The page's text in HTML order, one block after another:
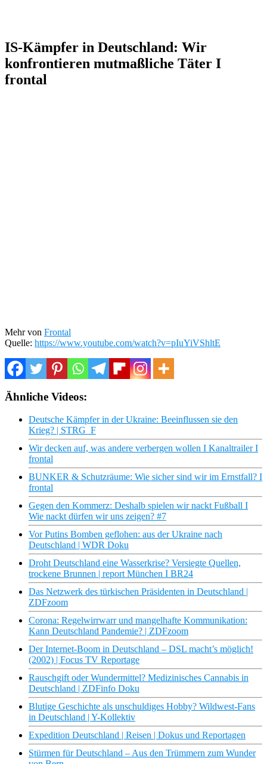
IS-Kämpfer in Deutschland: Wir
konfrontieren mutmaßliche Täter I
frontal
Mehr von Frontal
Quelle: https://www.youtube.com/watch?v=pIuYiVShltE
Ähnliche Videos:
Deutsche Kämpfer in der Ukraine: Beeinflussen sie den
Krieg? | STRG_F
Wir decken auf, was andere verbergen wollen I Kanaltrailer I
frontal
BUNKER & Schutzräume: Wie sicher sind wir im Ernstfall? I
frontal
Gegen den Kommerz: Deshalb spielen wir nackt Fußball I
Wie nackt dürfen wir uns zeigen? #7
Vor Putins Bomben geflohen: aus der Ukraine nach
Deutschland | WDR Doku
Droht Deutschland eine Wasserkrise? Versiegte Quellen,
trockene Brunnen | report München I BR24
Das Netzwerk des türkischen Präsidenten in Deutschland |
ZDFzoom
Corona: Regelwirrwarr und mangelhafte Kommunikation:
Kann Deutschland Pandemie? | ZDFzoom
Der Internet-Boom in Deutschland – DSL macht’s möglich!
(2002) | Focus TV Reportage
Rauschgift oder Wundermittel? Medizinisches Cannabis in
Deutschland | ZDFinfo Doku
Blutige Geschichte als unschuldiges Hobby? Wildwest-Fans
in Deutschland | Y-Kollektiv
Expedition Deutschland | Reisen | Dokus und Reportagen
Stürmen für Deutschland – Aus den Trümmern zum Wunder